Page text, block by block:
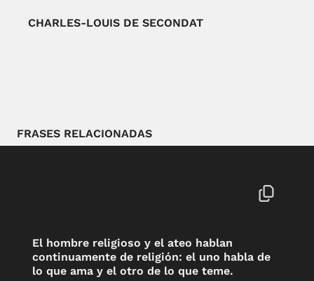
CHARLES-LOUIS DE SECONDAT
FRASES RELACIONADAS
El hombre religioso y el ateo hablan
continuamente de religión: el uno habla de
lo que ama y el otro de lo que teme.